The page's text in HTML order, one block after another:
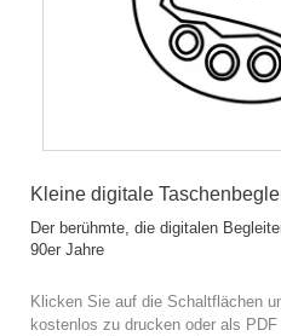
Kleine digitale
Der berühmte, die digitalen
90er Jahre
Klicken Sie auf die Schaltflächen
kostenlos zu drucken oder als